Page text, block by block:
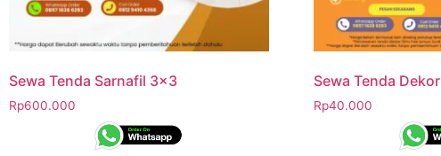
Sewa Tenda Sarnafil 3×3
Rp600.000
Sewa Tenda Dekor
Rp40.000